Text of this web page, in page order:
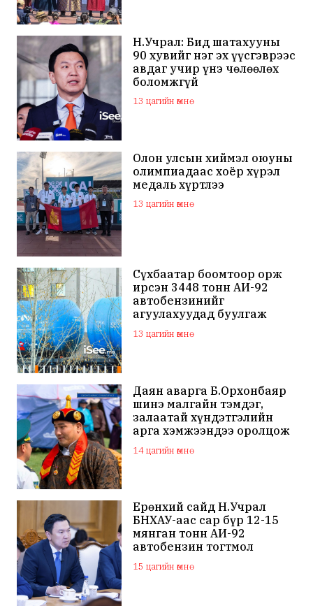
Н.Учрал: Бид шатахууны
90 хувийг нэг эх үүсгэврээс
авдаг учир үнэ чөлөөлөх
боломжгүй
13 цагийн өмнө
Олон улсын хиймэл оюуны
олимпиадаас хоёр хүрэл
медаль хүртлээ
13 цагийн өмнө
Сүхбаатар боомтоор орж
ирсэн 3448 тонн АИ-92
автобензинийг
агуулахуудад буулгаж
байна
13 цагийн өмнө
Даян аварга Б.Орхонбаяр
шинэ малгайн тэмдэг,
залаатай хүндэтгэлийн
арга хэмжээндээ оролцож
байна
14 цагийн өмнө
Ерөнхий сайд Н.Учрал
БНХАУ-аас сар бүр 12-15
мянган тонн АИ-92
автобензин тогтмол
нийлүүлэх хүсэлт тавилаа
15 цагийн өмнө